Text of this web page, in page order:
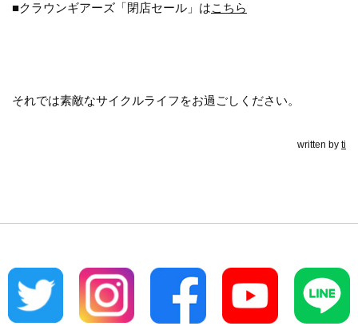
■クラウンギアーズ「閉店セール」はこちら
それでは素敵なサイクルライフをお過ごしください。
written by ti